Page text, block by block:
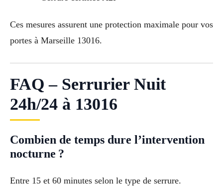
Ces mesures assurent une protection maximale pour vos
portes à Marseille 13016.
FAQ – Serrurier Nuit
24h/24 à 13016
Combien de temps dure l’intervention
nocturne ?
Entre 15 et 60 minutes selon le type de serrure.